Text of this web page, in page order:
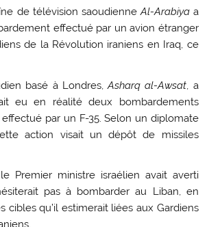
de télévision saoudienneAl-Arabiyaa
effectué par un avion étranger
de la Révolution iraniens en Iraq, ce
basé à Londres,Asharq al-Awsat, a
eu en réalité deux bombardements
par un F-35. Selon un diplomate
action visait un dépôt de missiles
Premier ministre israélien avait averti
pas à bombarder au Liban, en
cibles qu’il estimerait liées aux Gardiens